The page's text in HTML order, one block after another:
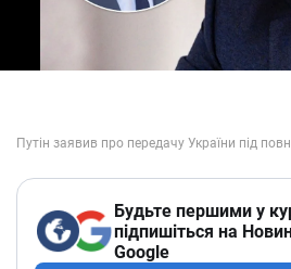
Будьте першими у
підпишіться на
Google